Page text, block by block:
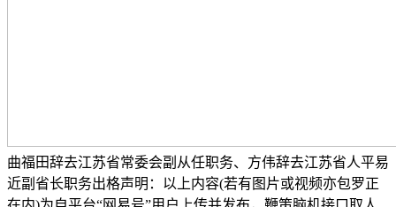
曲福田辞去江苏省常委会副从任职务、方伟辞去江苏省人平易
近副省长职务出格声明：以上内容(若有图片或视频亦包罗正